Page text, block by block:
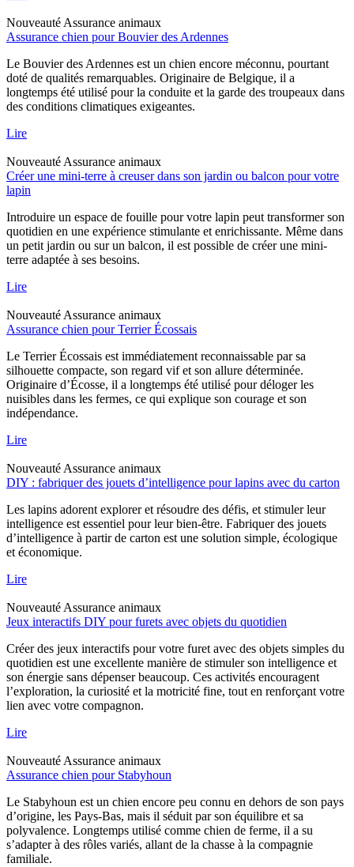
Nouveauté Assurance animaux
Assurance chien pour Bouvier des Ardennes
Le Bouvier des Ardennes est un chien encore méconnu, pourtant
doté de qualités remarquables. Originaire de Belgique, il a
longtemps été utilisé pour la conduite et la garde des troupeaux dans
des conditions climatiques exigeantes.
Lire
Nouveauté Assurance animaux
Créer une mini-terre à creuser dans son jardin ou balcon pour votre
lapin
Introduire un espace de fouille pour votre lapin peut transformer son
quotidien en une expérience stimulante et enrichissante. Même dans
un petit jardin ou sur un balcon, il est possible de créer une mini-
terre adaptée à ses besoins.
Lire
Nouveauté Assurance animaux
Assurance chien pour Terrier Écossais
Le Terrier Écossais est immédiatement reconnaissable par sa
silhouette compacte, son regard vif et son allure déterminée.
Originaire d’Écosse, il a longtemps été utilisé pour déloger les
nuisibles dans les fermes, ce qui explique son courage et son
indépendance.
Lire
Nouveauté Assurance animaux
DIY : fabriquer des jouets d’intelligence pour lapins avec du carton
Les lapins adorent explorer et résoudre des défis, et stimuler leur
intelligence est essentiel pour leur bien-être. Fabriquer des jouets
d’intelligence à partir de carton est une solution simple, écologique
et économique.
Lire
Nouveauté Assurance animaux
Jeux interactifs DIY pour furets avec objets du quotidien
Créer des jeux interactifs pour votre furet avec des objets simples du
quotidien est une excellente manière de stimuler son intelligence et
son énergie sans dépenser beaucoup. Ces activités encouragent
l’exploration, la curiosité et la motricité fine, tout en renforçant votre
lien avec votre compagnon.
Lire
Nouveauté Assurance animaux
Assurance chien pour Stabyhoun
Le Stabyhoun est un chien encore peu connu en dehors de son pays
d’origine, les Pays-Bas, mais il séduit par son équilibre et sa
polyvalence. Longtemps utilisé comme chien de ferme, il a su
s’adapter à des rôles variés, allant de la chasse à la compagnie
familiale.